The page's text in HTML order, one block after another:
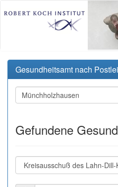
Gesundheitsamt nach
Gefundene